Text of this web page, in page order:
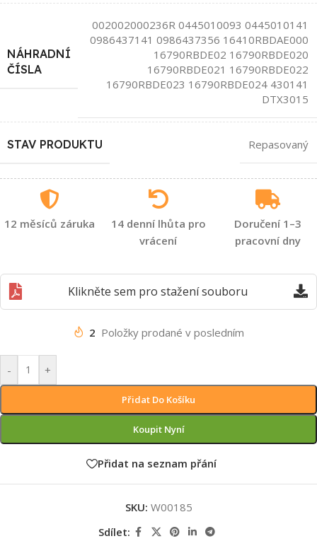
NÁHRADNÍ
ČÍSLA
002002000236R 0445010093 0445010141
0986437141 0986437356 16410RBDAE000
16790RBDE02 16790RBDE020
16790RBDE021 16790RBDE022
16790RBDE023 16790RBDE024 430141
DTX3015
STAV PRODUKTU Repasovaný
12 měsíců záruka
14 denní lhůta pro
vrácení
Doručení 1–3
pracovní dny
Klikněte sem pro stažení souboru
2 Položky prodané v posledním
- +
Přidat Do Košíku
Koupit Nyní
Přidat na seznam přání
SKU: W00185
Sdílet: